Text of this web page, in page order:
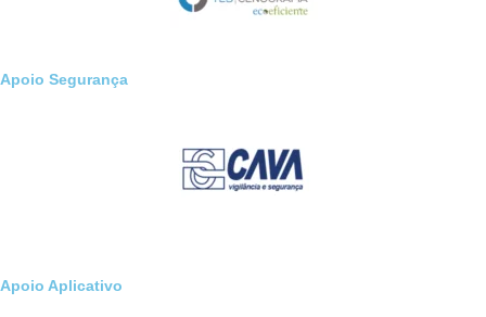
Apoio Segurança
Apoio Aplicativo